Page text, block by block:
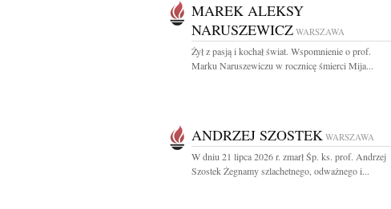
MAREK ALEKSY
NARUSZEWICZ WARSZAWA
Żył z pasją i kochał świat. Wspomnienie o prof.
Marku Naruszewiczu w rocznicę śmierci Mija...
ANDRZEJ SZOSTEK WARSZAWA
W dniu 21 lipca 2026 r. zmarł Śp. ks. prof. Andrzej
Szostek Żegnamy szlachetnego, odważnego i...